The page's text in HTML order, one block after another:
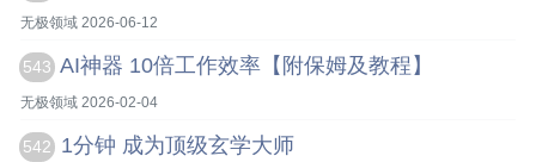
无极领域 2026-06-12
543 AI神器 10倍工作效率【附保姆及教程】
无极领域 2026-02-04
542 1分钟 成为顶级玄学大师